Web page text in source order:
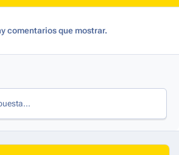
comentarios que mostrar.